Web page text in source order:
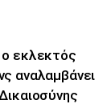
εκλεκτός
αναλαμβάνει